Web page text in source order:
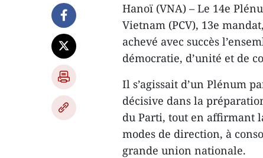
Hanoï (VNA) – Le 14e
Vietnam (PCV), 13e
achevé avec succès
démocratie, d’unité et de
Il s’agissait d’un Plénum
décisive dans la
du Parti, tout en affirmant
modes de direction, à
grande union nationale.